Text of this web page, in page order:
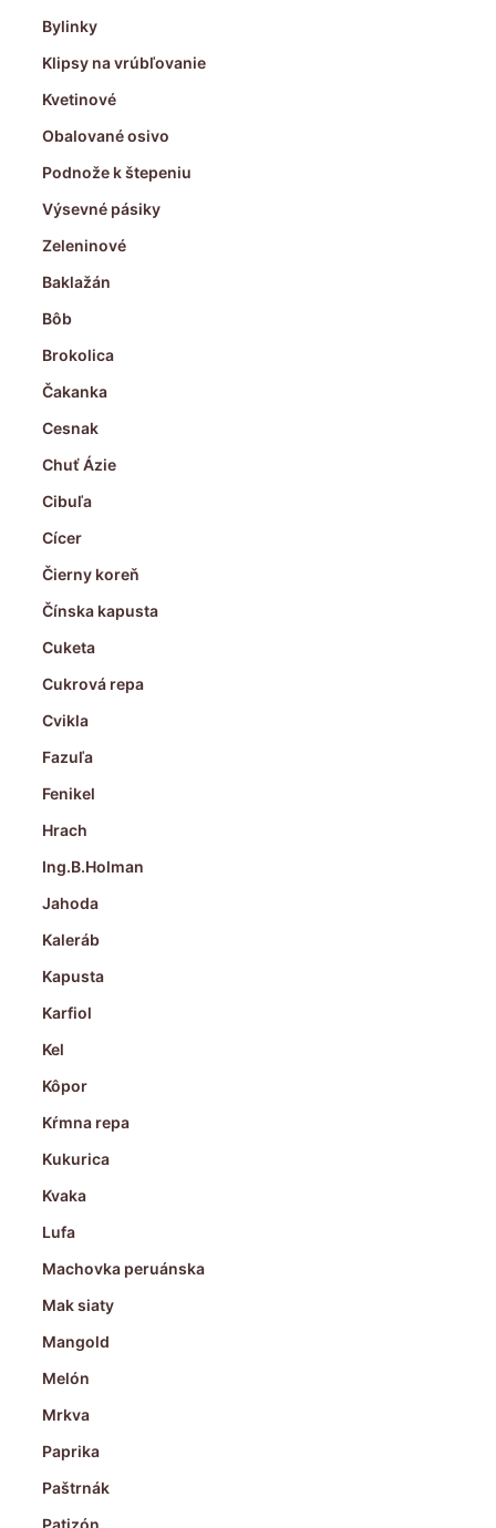
Bylinky
Klipsy na vrúbľovanie
Kvetinové
Obalované osivo
Podnože k štepeniu
Výsevné pásiky
Zeleninové
Baklažán
Bôb
Brokolica
Čakanka
Cesnak
Chuť Ázie
Cibuľa
Cícer
Čierny koreň
Čínska kapusta
Cuketa
Cukrová repa
Cvikla
Fazuľa
Fenikel
Hrach
Ing.B.Holman
Jahoda
Kaleráb
Kapusta
Karfiol
Kel
Kôpor
Kŕmna repa
Kukurica
Kvaka
Lufa
Machovka peruánska
Mak siaty
Mangold
Melón
Mrkva
Paprika
Paštrnák
Patizón